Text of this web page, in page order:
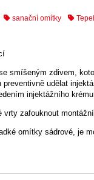
sanační omítky
smíšeným zdivem,
udělat
injektážního
zafouknout
omítky sádrové, je